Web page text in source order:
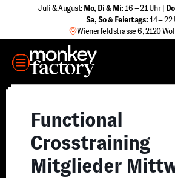
springen
Juli & August: Mo, Di & Mi: 16 – 21 Uhr |
Sa, So & Feiertags: 14 – 22
Wienerfeldstrasse 6, 2120
MENÜ
Functional
Crosstraining
Mitglieder